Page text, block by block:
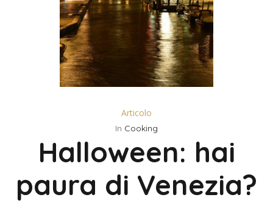
Articolo
In Cooking
Halloween: hai
paura di Venezia?